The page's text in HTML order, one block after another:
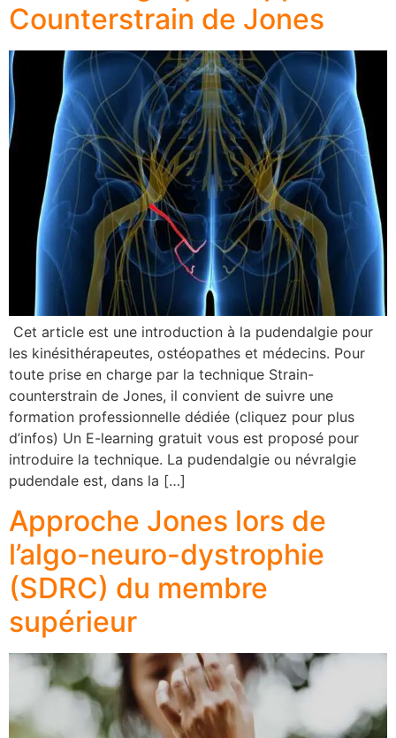
Counterstrain de Jones
Cet article est une introduction à la pudendalgie pour
les kinésithérapeutes, ostéopathes et médecins. Pour
toute prise en charge par la technique Strain-
counterstrain de Jones, il convient de suivre une
formation professionnelle dédiée (cliquez pour plus
d’infos) Un E-learning gratuit vous est proposé pour
introduire la technique. La pudendalgie ou névralgie
pudendale est, dans la […]
Approche Jones lors de
l’algo-neuro-dystrophie
(SDRC) du membre
supérieur